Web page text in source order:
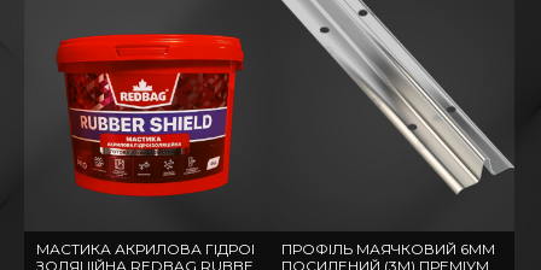
МАСТИКА АКРИЛОВА ГІДРОІ
ЗОЛЯЦІЙНА REDBAG RUBBE
ПРОФІЛЬ МАЯЧКОВИЙ 6ММ
ПОСИЛЕНИЙ (3М) ПРЕМІУМ